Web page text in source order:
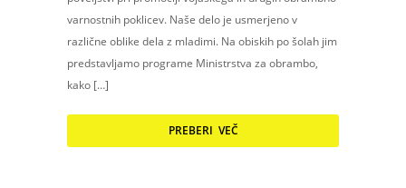
varnostnih poklicev. Naše delo je usmerjeno v
različne oblike dela z mladimi. Na obiskih po šolah jim
predstavljamo programe Ministrstva za obrambo,
kako […]
PREBERI VEČ